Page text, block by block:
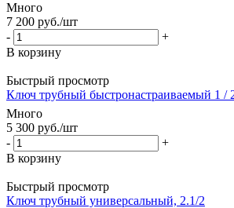
Много
7 200 руб./шт
-
+
В корзину
Быстрый просмотр
Ключ трубный быстронастраиваемый 1 /
Много
5 300 руб./шт
-
+
В корзину
Быстрый просмотр
Ключ трубный универсальный, 2.1/2